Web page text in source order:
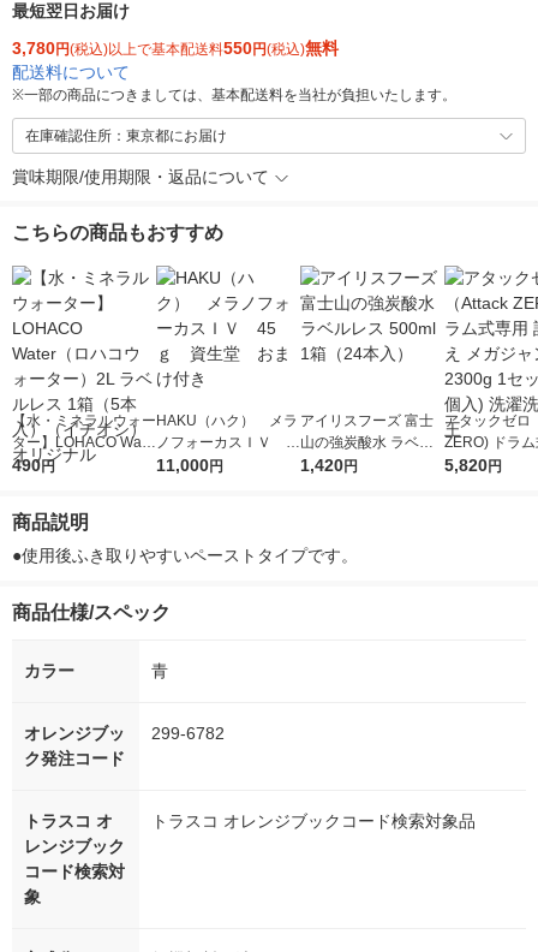
最短翌日お届け
3,780円(税込)以上で基本配送料550円(税込)無料
配送料について
※一部の商品につきましては、基本配送料を当社が負担いたします。
在庫確認住所：東京都にお届け
賞味期限/使用期限・返品について
こちらの商品もおすすめ
【水・ミネラルウォー
ター】LOHACO Wate
r（ロハコウォータ
シ） オリジナル
490円
HAKU（ハク） メラ
ノフォーカスＩＶ 4
5ｇ 資生堂 おまけ
11,000円
アイリスフーズ 富士
山の強炭酸水 ラベル
レス 500ml 1箱（24
1,420円
アタックゼロ
ZERO) ドラ
詰め替え メガ
5,820円
商品説明
●使用後ふき取りやすいペーストタイプです。
商品仕様/スペック
カラー 青
オレンジブッ
ク発注コード
299-6782
トラスコ オ
レンジブック
コード検索対
象
トラスコ オレンジブックコード検索対象品